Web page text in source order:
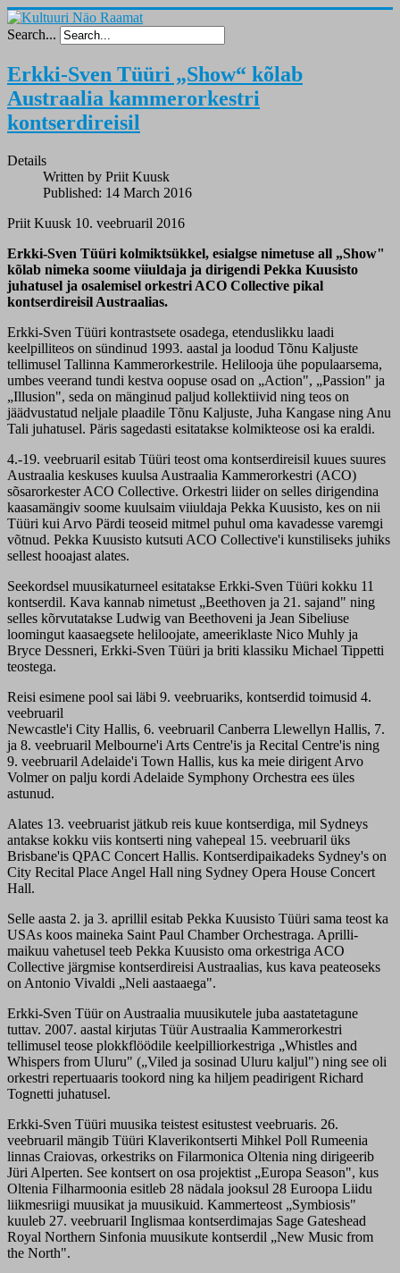
Search...
Erkki-Sven Tüüri „Show“ kõlab
Austraalia kammerorkestri
kontserdireisil
Details
Written by Priit Kuusk
Published: 14 March 2016
Priit Kuusk 10. veebruaril 2016
Erkki-Sven Tüüri kolmiktsükkel, esialgse nimetuse all „Show"
kõlab nimeka soome viiuldaja ja dirigendi Pekka Kuusisto
juhatusel ja osalemisel orkestri ACO Collective pikal
kontserdireisil Austraalias.
Erkki-Sven Tüüri kontrastsete osadega, etenduslikku laadi
keelpilliteos on sündinud 1993. aastal ja loodud Tõnu Kaljuste
tellimusel Tallinna Kammerorkestrile. Helilooja ühe populaarsema,
umbes veerand tundi kestva oopuse osad on „Action", „Passion" ja
„Illusion", seda on mänginud paljud kollektiivid ning teos on
jäädvustatud neljale plaadile Tõnu Kaljuste, Juha Kangase ning Anu
Tali juhatusel. Päris sagedasti esitatakse kolmikteose osi ka eraldi.
4.-19. veebruaril esitab Tüüri teost oma kontserdireisil kuues suures
Austraalia keskuses kuulsa Austraalia Kammerorkestri (ACO)
sõsarorkester ACO Collective. Orkestri liider on selles dirigendina
kaasamängiv soome kuulsaim viiuldaja Pekka Kuusisto, kes on nii
Tüüri kui Arvo Pärdi teoseid mitmel puhul oma kavadesse varemgi
võtnud. Pekka Kuusisto kutsuti ACO Collective'i kunstiliseks juhiks
sellest hooajast alates.
Seekordsel muusikaturneel esitatakse Erkki-Sven Tüüri kokku 11
kontserdil. Kava kannab nimetust „Beethoven ja 21. sajand" ning
selles kõrvutatakse Ludwig van Beethoveni ja Jean Sibeliuse
loomingut kaasaegsete heliloojate, ameeriklaste Nico Muhly ja
Bryce Dessneri, Erkki-Sven Tüüri ja briti klassiku Michael Tippetti
teostega.
Reisi esimene pool sai läbi 9. veebruariks, kontserdid toimusid 4.
veebruaril
Newcastle'i City Hallis, 6. veebruaril Canberra Llewellyn Hallis, 7.
ja 8. veebruaril Melbourne'i Arts Centre'is ja Recital Centre'is ning
9. veebruaril Adelaide'i Town Hallis, kus ka meie dirigent Arvo
Volmer on palju kordi Adelaide Symphony Orchestra ees üles
astunud.
Alates 13. veebruarist jätkub reis kuue kontserdiga, mil Sydneys
antakse kokku viis kontserti ning vahepeal 15. veebruaril üks
Brisbane'is QPAC Concert Hallis. Kontserdipaikadeks Sydney's on
City Recital Place Angel Hall ning Sydney Opera House Concert
Hall.
Selle aasta 2. ja 3. aprillil esitab Pekka Kuusisto Tüüri sama teost ka
USAs koos maineka Saint Paul Chamber Orchestraga. Aprilli-
maikuu vahetusel teeb Pekka Kuusisto oma orkestriga ACO
Collective järgmise kontserdireisi Austraalias, kus kava peateoseks
on Antonio Vivaldi „Neli aastaaega".
Erkki-Sven Tüür on Austraalia muusikutele juba aastatetagune
tuttav. 2007. aastal kirjutas Tüür Austraalia Kammerorkestri
tellimusel teose plokkflöödile keelpilliorkestriga „Whistles and
Whispers from Uluru" („Viled ja sosinad Uluru kaljul") ning see oli
orkestri repertuaaris tookord ning ka hiljem peadirigent Richard
Tognetti juhatusel.
Erkki-Sven Tüüri muusika teistest esitustest veebruaris. 26.
veebruaril mängib Tüüri Klaverikontserti Mihkel Poll Rumeenia
linnas Craiovas, orkestriks on Filarmonica Oltenia ning dirigeerib
Jüri Alperten. See kontsert on osa projektist „Europa Season", kus
Oltenia Filharmoonia esitleb 28 nädala jooksul 28 Euroopa Liidu
liikmesriigi muusikat ja muusikuid. Kammerteost „Symbiosis"
kuuleb 27. veebruaril Inglismaa kontserdimajas Sage Gateshead
Royal Northern Sinfonia muusikute kontserdil „New Music from
the North".